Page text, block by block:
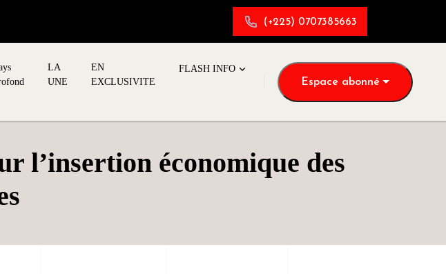
(+225) 0707385663
LA
UNE
EN
EXCLUSIVITE
FLASH INFO
Espace abonné
l’insertion économique des